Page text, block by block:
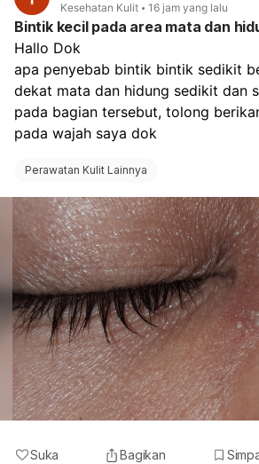
Kesehatan Kulit 16 jam yang lalu
Bintik kecil pada area mata dan
Hallo Dok
apa penyebab bintik bintik sedikit
dekat mata dan hidung sedikit dan
pada bagian tersebut, tolong
pada wajah saya dok
Perawatan Kulit Lainnya
Suka Bagikan